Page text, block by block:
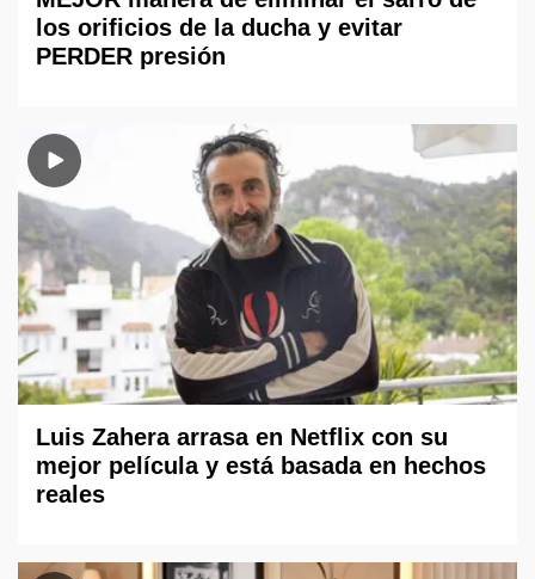
los orificios de la ducha y evitar
PERDER presión
Luis Zahera arrasa en Netflix con su
mejor película y está basada en hechos
reales